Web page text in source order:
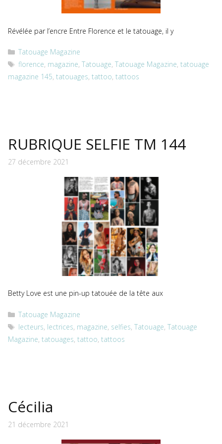
Révélée par l’encre Entre Florence et le tatouage, il y
Catégories
Tatouage Magazine
Étiquettes
florence, magazine,Tatouage,Tatouage Magazine,tatouage
magazine 145, tatouages, tattoo, tattoos
RUBRIQUE SELFIE TM 144
27 décembre 2021
Betty Love est une pin-up tatouée de la tête aux
Catégories
Tatouage Magazine
Étiquettes
lecteurs, lectrices, magazine, selfies,Tatouage,Tatouage
Magazine, tatouages, tattoo, tattoos
Cécilia
21 décembre 2021